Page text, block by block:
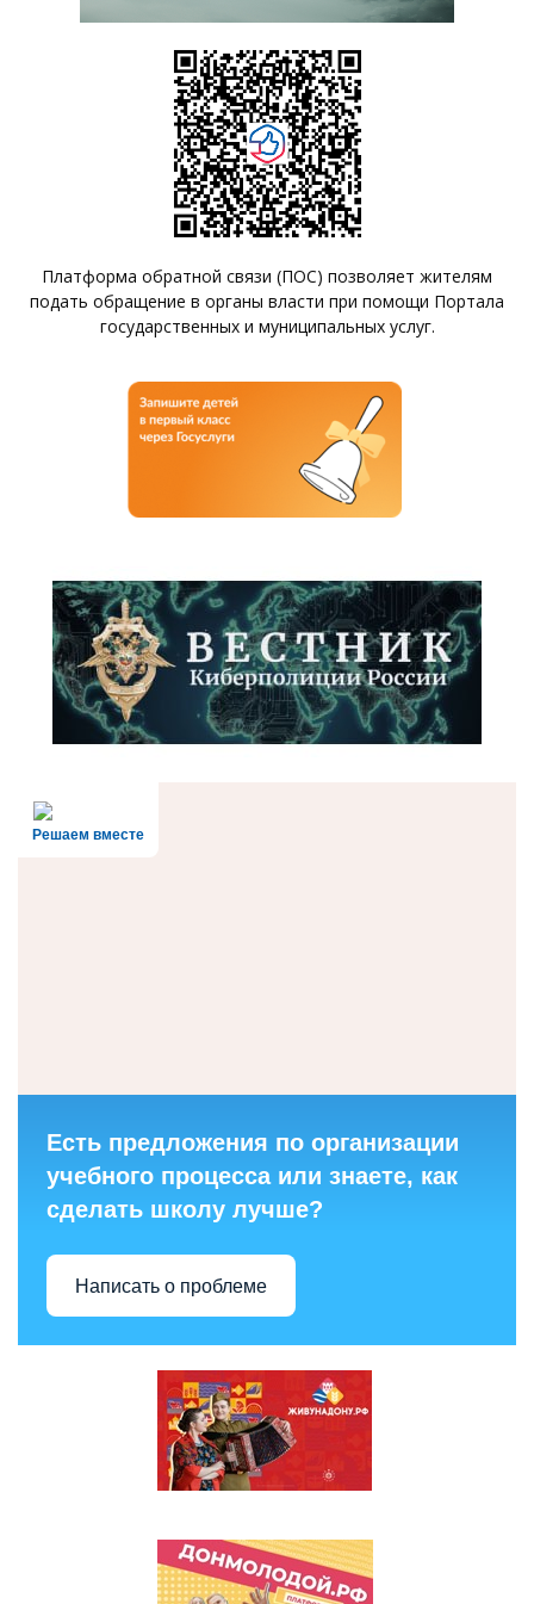
Платформа обратной связи (ПОС) позволяет жителям
подать обращение в органы власти при помощи Портала
государственных и муниципальных услуг.
Решаем вместе
Есть предложения по организации
учебного процесса или знаете, как
сделать школу лучше?
Написать о проблеме